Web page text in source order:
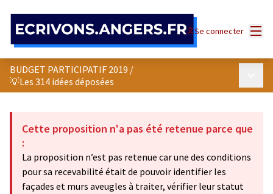
Se connecter
BUDGET PARTICIPATIF 2019 /
💡Les 314 idées déposées
Cette proposition n'a pas été retenue parce que
:
La proposition n’est pas retenue car une des conditions
pour sa recevabilité était de pouvoir identifier les
façades et murs aveugles à traiter, vérifier leur statut